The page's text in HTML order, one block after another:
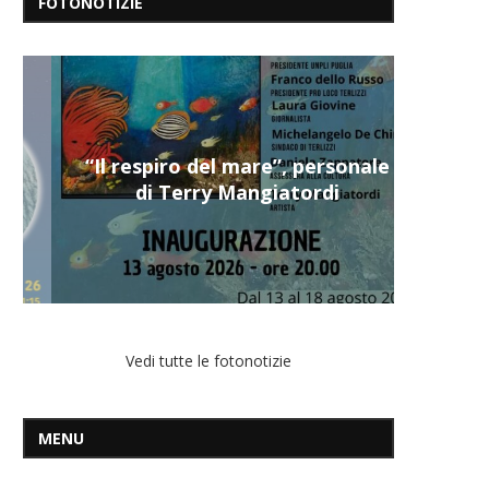
“Il respiro del mare”, personale
di Terry Mangiatordi
Vedi tutte le fotonotizie
MENU